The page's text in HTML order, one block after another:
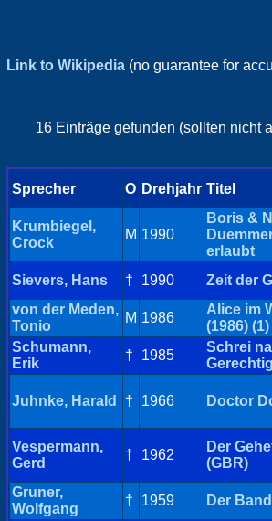
Link to Wikipedia (no guarantee for
16 Einträge gefunden (sollten nicht
Sprecher O Drehjahr Titel
Krumbiegel,
Crock
M 1990
Boris &
erlaubt
Sievers, Hans
† 1990
Zeit der
von der Meden,
Tonio
M 1986
Alice im
(1986) (1)
Schumann,
Erik
† 1985
Schrei
Juhnke, Harald † 1966 Doctor
Vespermann,
Gerd
† 1962
Der
(GBR)
Gruner,
Wolfgang
† 1959
Der